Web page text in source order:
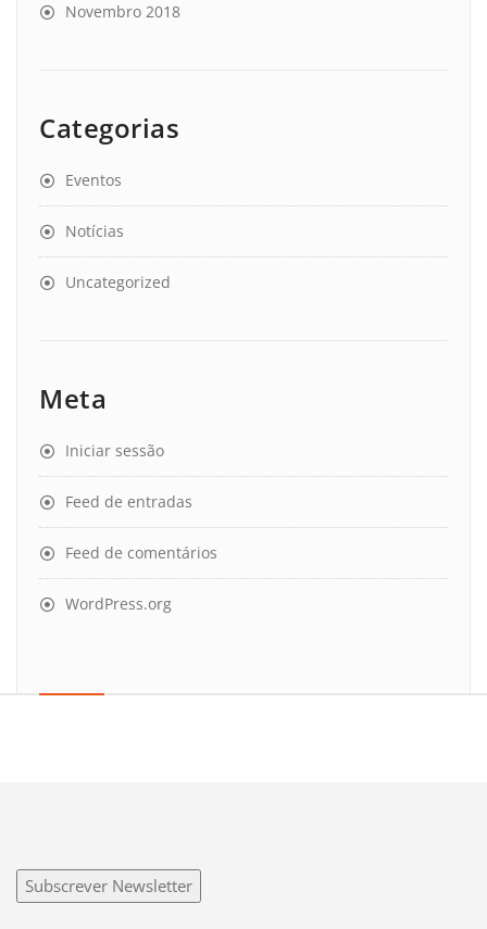
Novembro 2018
Categorias
Eventos
Notícias
Uncategorized
Meta
Iniciar sessão
Feed de entradas
Feed de comentários
WordPress.org
Subscrever Newsletter